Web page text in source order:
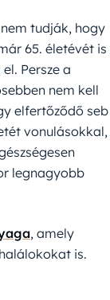
tudják, hogy
65. életévét is
Persze a
nem kell
elfertőződő seb
vonulásokkal,
legnagyobb
, amely
is.